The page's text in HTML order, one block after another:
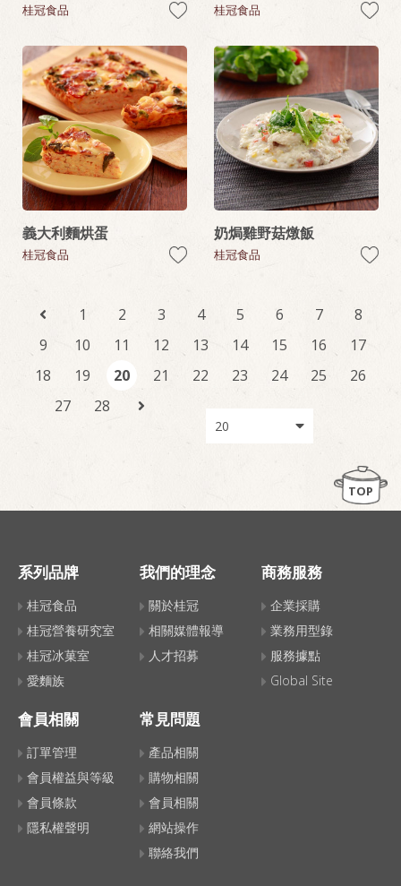
桂冠食品 桂冠食品
義大利麵烘蛋
桂冠食品
奶焗雞野菇燉飯
桂冠食品
1 2 3 4 5 6 7
8
9
10 11 12 13 14 15 16
17
18
19 20 21 22 23 24 25
26
27
28
TOP
系列品牌
桂冠食品
桂冠營養研究室
桂冠冰菓室
愛麵族
我們的理念
關於桂冠
相關媒體報導
人才招募
商務服務
企業採購
業務用型錄
服務據點
Global Site
會員相關
訂單管理
會員權益與等級
會員條款
隱私權聲明
常見問題
產品相關
購物相關
會員相關
網站操作
聯絡我們